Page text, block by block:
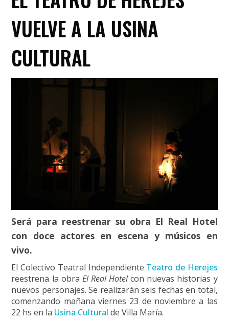
VUELVE A LA USINA
CULTURAL
Será para reestrenar su obra El Real Hotel
con doce actores en escena y músicos en
vivo.
El Colectivo Teatral Independiente Teatro de Herejes
reestrena la obra El Real Hotelcon nuevas historias y
nuevos personajes. Se realizarán seis fechas en total,
comenzando mañana viernes 23 de noviembre a las
22 hs en la Usina Cultural de Villa María.